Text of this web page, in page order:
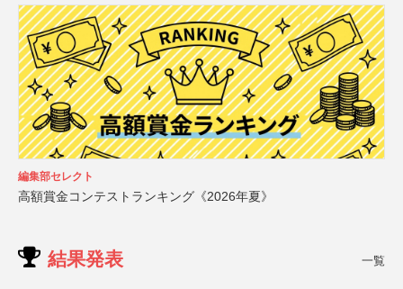
編集部セレクト
高額賞金コンテストランキング《2026年夏》
結果発表 一覧